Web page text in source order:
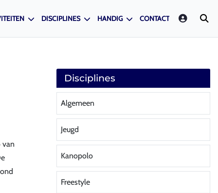
LOGIN
DISCIPLINES HANDIG CONTACT
van
Disciplines
Algemeen
Jeugd
Kanopolo
Freestyle